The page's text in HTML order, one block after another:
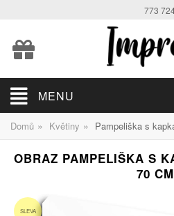
773
MENU
Domů » Květiny » Pampeliška s
OBRAZ PAMPELIŠKA S
70 CM
SLEVA